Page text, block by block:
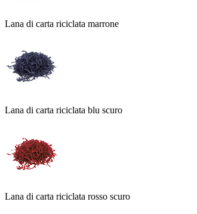
Lana di carta riciclata marrone
Lana di carta riciclata blu scuro
Lana di carta riciclata rosso scuro